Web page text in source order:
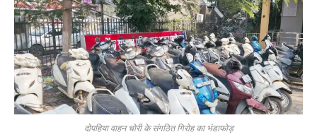
दोपहिया वाहन चोरी के संगठित गिरोह का भंडाफोड़